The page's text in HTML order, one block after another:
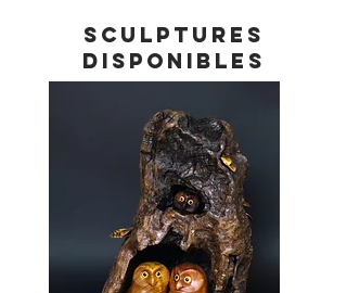
Sculptures
disponibles